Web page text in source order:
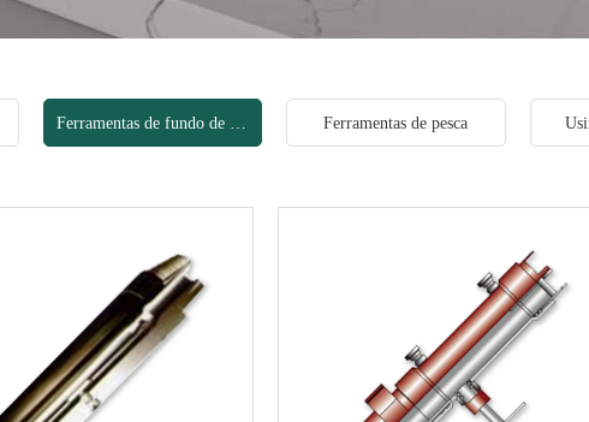
Ferramentas de fundo de poço Ferramentas de pesca